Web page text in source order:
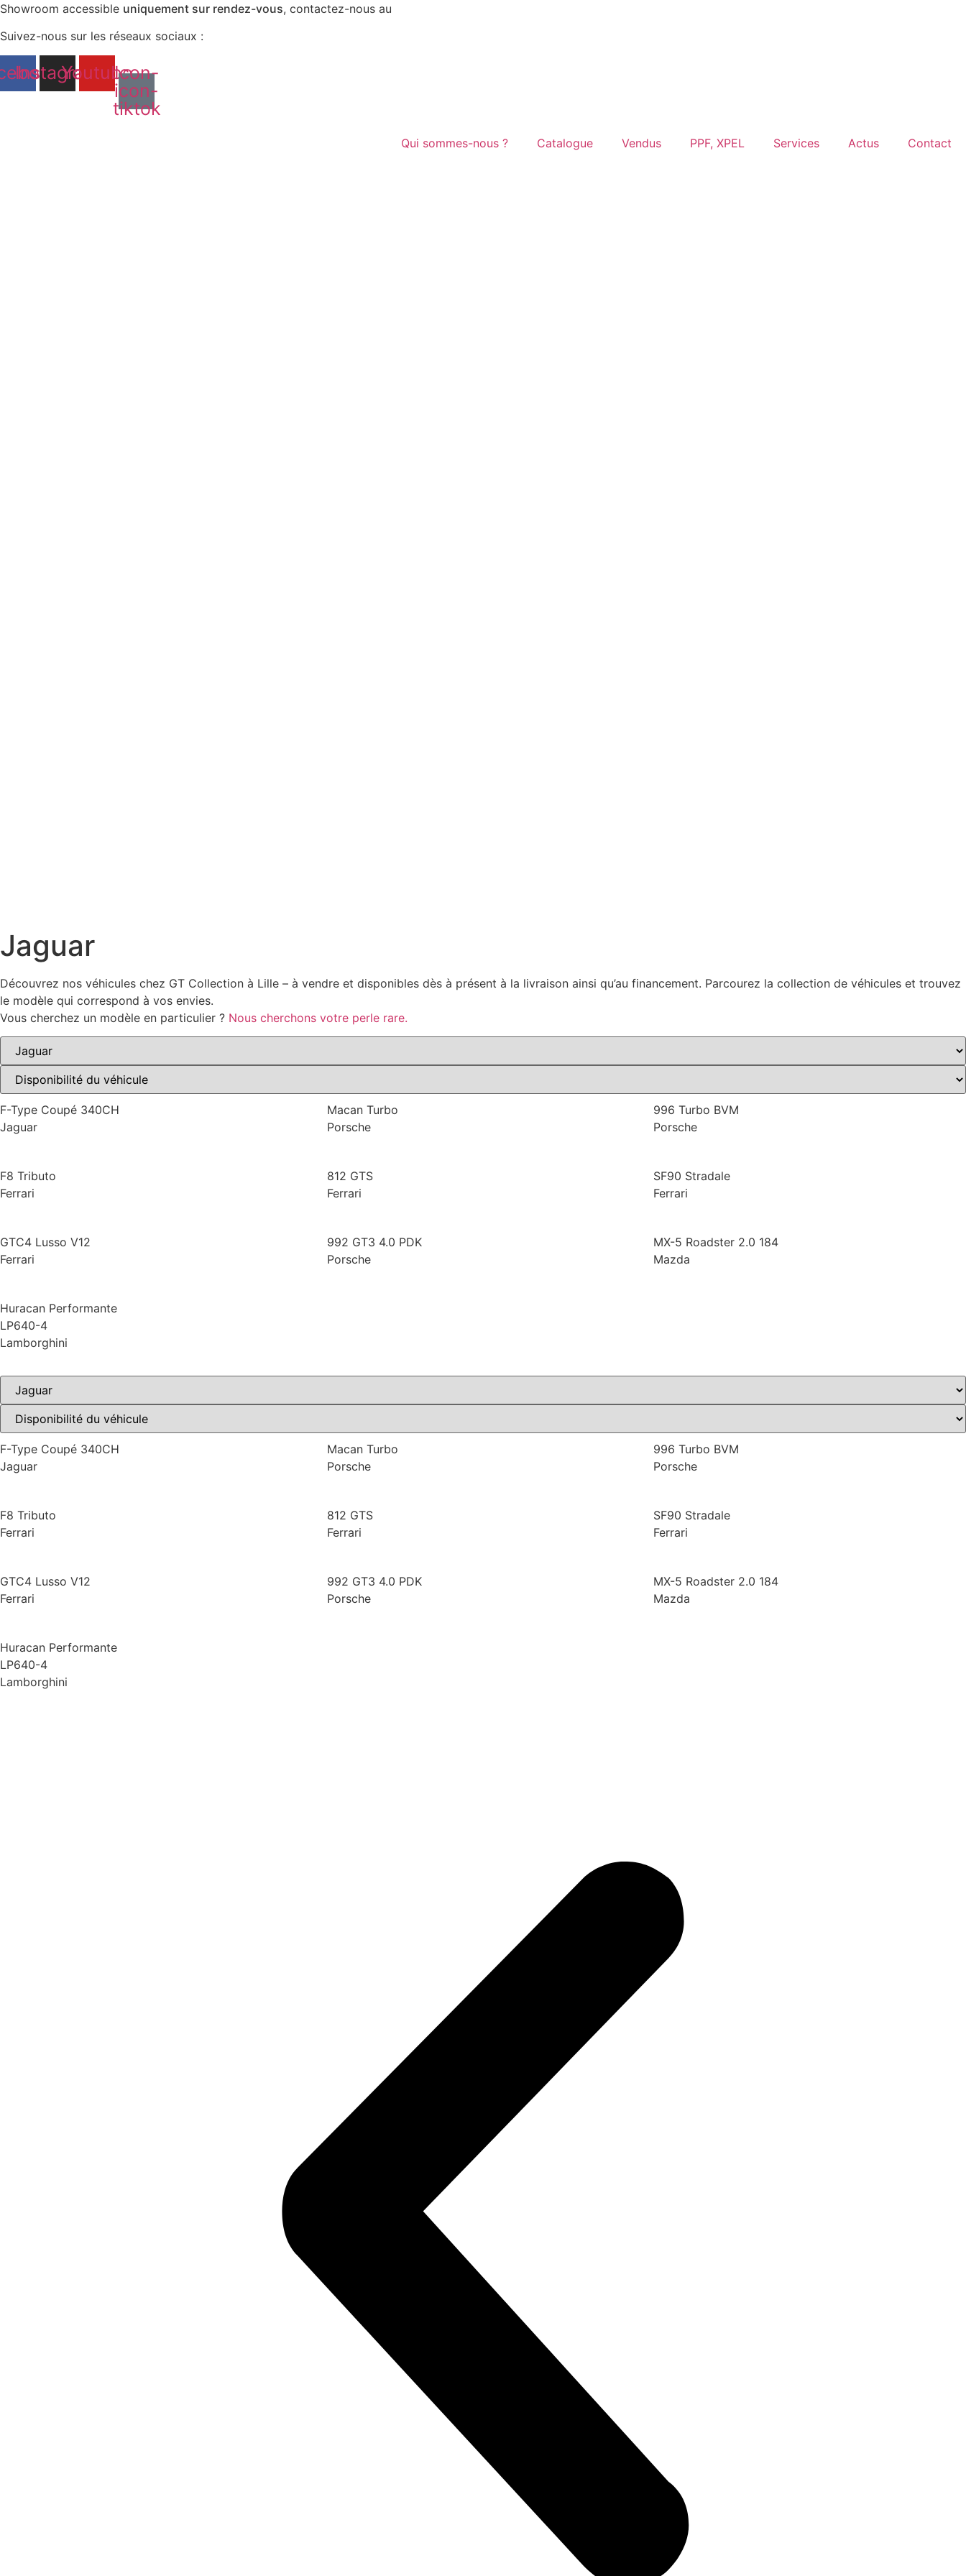
Aller
contenu
Showroom accessible uniquement sur rendez-vous, contactez-nous au
Suivez-nous sur les réseaux sociaux :
Instagram
YoutubeIcon-
icon-
tiktok
Qui sommes-nous ? Catalogue Vendus PPF, XPEL Services Actus Contact
Jaguar
Découvrez nos véhicules chez GT Collection à Lille – à vendre et disponibles dès à présent à la livraison ainsi qu’au financement. Parcourez la collection de véhicules et trouvez
le modèle qui correspond à vos envies.
Vous cherchez un modèle en particulier ? Nous cherchons votre perle rare.
F-Type Coupé 340CH
Jaguar
Macan Turbo
Porsche
996 Turbo BVM
Porsche
F8 Tributo
Ferrari
812 GTS
Ferrari
SF90 Stradale
Ferrari
GTC4 Lusso V12
Ferrari
992 GT3 4.0 PDK
Porsche
MX-5 Roadster 2.0 184
Mazda
Huracan Performante
LP640-4
Lamborghini
F-Type Coupé 340CH
Jaguar
Macan Turbo
Porsche
996 Turbo BVM
Porsche
F8 Tributo
Ferrari
812 GTS
Ferrari
SF90 Stradale
Ferrari
GTC4 Lusso V12
Ferrari
992 GT3 4.0 PDK
Porsche
MX-5 Roadster 2.0 184
Mazda
Huracan Performante
LP640-4
Lamborghini